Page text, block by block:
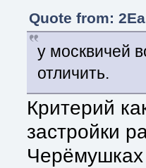
Quote from:
у москвичей
отличить.
Критерий
застройки
Черёмушках